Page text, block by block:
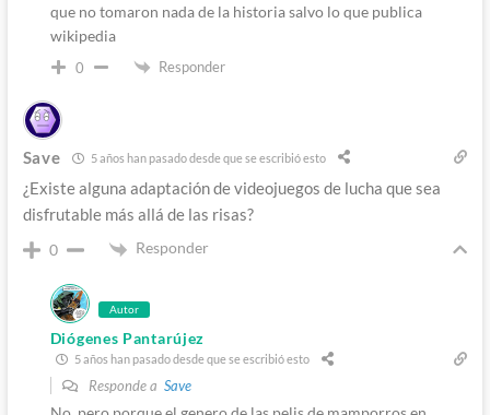
que no tomaron nada de la historia salvo lo que publica
wikipedia
0 Responder
Save 5 años han pasado desde que se escribió esto
¿Existe alguna adaptación de videojuegos de lucha que sea
disfrutable más allá de las risas?
0 Responder
Autor
Diógenes Pantarújez
5 años han pasado desde que se escribió esto
Responde a Save